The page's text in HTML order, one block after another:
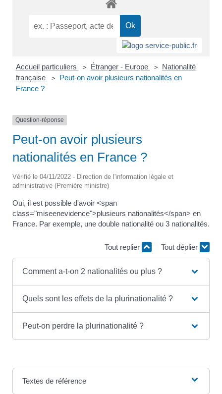
Accueil particuliers > Étranger - Europe >
Nationalité
française
>
Peut-on avoir plusieurs nationalités en
France ?
Question-réponse
Peut-on avoir plusieurs
nationalités en France ?
Vérifié le 04/11/2022 - Direction de l'information légale et
administrative (Première ministre)
Oui, il est possible d'avoir <span
class="miseenevidence">plusieurs nationalités</span> en
France. Par exemple, une double nationalité ou 3 nationalités.
Tout replier Tout déplier
Comment a-t-on 2 nationalités ou plus ?
Quels sont les effets de la plurinationalité ?
Peut-on perdre la plurinationalité ?
Textes de référence